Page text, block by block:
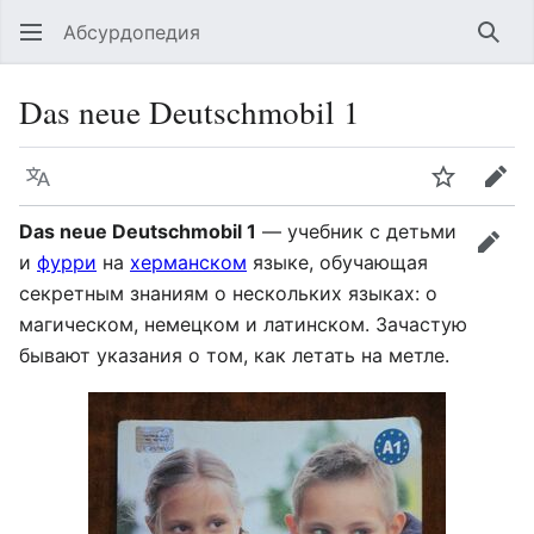
Абсурдопедия
Das neue Deutschmobil 1
Язык
Das neue Deutschmobil 1 — учебник с детьми
и фурри на херманском языке, обучающая
секретным знаниям о нескольких языках: о
магическом, немецком и латинском. Зачастую
бывают указания о том, как летать на метле.